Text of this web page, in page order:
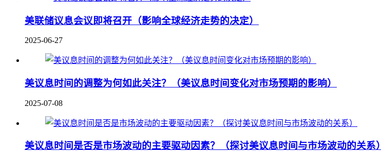
美联储议息会议即将召开（影响全球经济走势的决定）
2025-06-27
美议息时间的调整为何如此关注？（美议息时间变化对市场预期的影响）
2025-07-08
美议息时间是否是市场波动的主要驱动因素？（探讨美议息时间与市场波动的关系）